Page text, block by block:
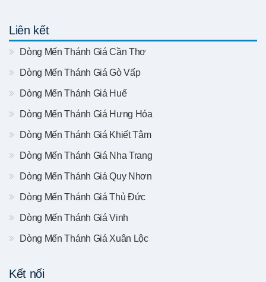
Liên kết
Dòng Mến Thánh Giá Cần Thơ
Dòng Mến Thánh Giá Gò Vấp
Dòng Mến Thánh Giá Huế
Dòng Mến Thánh Giá Hưng Hóa
Dòng Mến Thánh Giá Khiết Tâm
Dòng Mến Thánh Giá Nha Trang
Dòng Mến Thánh Giá Quy Nhơn
Dòng Mến Thánh Giá Thủ Đức
Dòng Mến Thánh Giá Vinh
Dòng Mến Thánh Giá Xuân Lộc
Kết nối